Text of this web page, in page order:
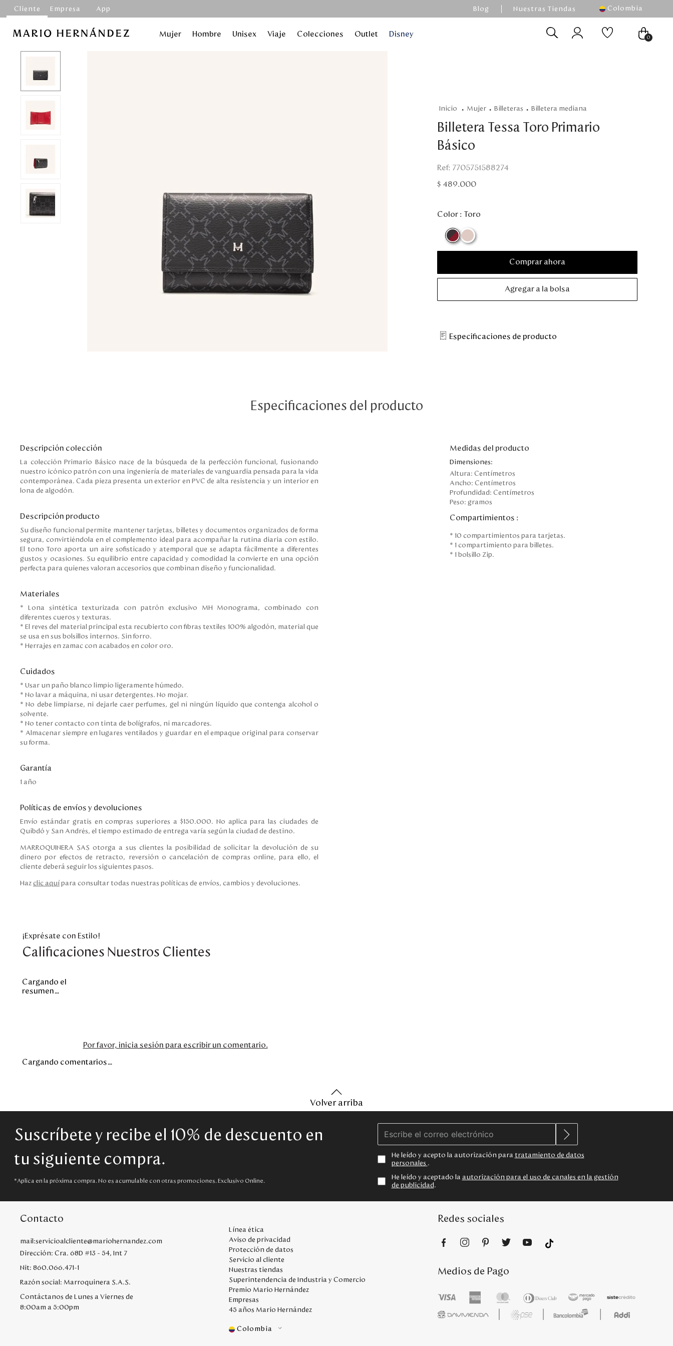
Cliente Empresa App Blog Nuestras Tiendas Colombia
Mujer Hombre Unisex Viaje Colecciones Outlet Disney 0
mujer billeteras billetera mediana
Billetera Tessa Toro Primario
Básico
: 7705751588274
$ 489.000
Color : Toro
Comprar ahora
Agregar a la bolsa
Especificaciones de producto
Especificaciones del producto
Descripción colección
La colección Primario Básico nace de la búsqueda de la perfección funcional, fusionando
nuestro icónico patrón con una ingeniería de materiales de vanguardia pensada para la vida
contemporánea. Cada pieza presenta un exterior en PVC de alta resistencia y un interior en
lona de algodón.
Descripción producto
Su diseño funcional permite mantener tarjetas, billetes y documentos organizados de forma
segura, convirtiéndola en el complemento ideal para acompañar la rutina diaria con estilo.
El tono Toro aporta un aire sofisticado y atemporal que se adapta fácilmente a diferentes
gustos y ocasiones. Su equilibrio entre capacidad y comodidad la convierte en una opción
perfecta para quienes valoran accesorios que combinan diseño y funcionalidad.
Materiales
* Lona sintética texturizada con patrón exclusivo MH Monograma, combinado con
diferentes cueros y texturas.
* El reves del material principal esta recubierto con fibras textiles 100% algodón, material que
se usa en sus bolsillos internos. Sin forro.
* Herrajes en zamac con acabados en color oro.
Cuidados
* Usar un paño blanco limpio ligeramente húmedo.
* No lavar a máquina, ni usar detergentes. No mojar.
* No debe limpiarse, ni dejarle caer perfumes, gel ni ningún líquido que contenga alcohol o
solvente.
* No tener contacto con tinta de bolígrafos, ni marcadores.
* Almacenar siempre en lugares ventilados y guardar en el empaque original para conservar
su forma.
Garantía
1 año
Políticas de envíos y devoluciones
Envío estándar gratis en compras superiores a $150.000. No aplica para las ciudades de
Quibdó y San Andrés, el tiempo estimado de entrega varía según la ciudad de destino.
MARROQUINERA SAS otorga a sus clientes la posibilidad de solicitar la devolución de su
dinero por efectos de retracto, reversión o cancelación de compras online, para ello, el
cliente deberá seguir los siguientes pasos.
Haz clic aquí para consultar todas nuestras políticas de envíos, cambios y devoluciones.
Medidas del producto
Dimensiones:
Altura:Centímetros
Ancho:Centímetros
Profundidad:Centímetros
Peso:gramos
Compartimientos :
* 10 compartimientos para tarjetas.
* 1 compartimiento para billetes.
* 1 bolsillo Zip.
¡Exprésate con Estilo!
Calificaciones Nuestros Clientes
Cargando el
resumen…
Por favor, inicia sesión para escribir un comentario.
Cargando comentarios…
Volver arriba
Suscríbete y recibe el 10% de descuento en
tu siguiente compra.
*Aplica en la próxima compra. No es acumulable con otras promociones. Exclusivo Online.
He leído y acepto la autorización para tratamiento de datos
personales .
He leído y aceptado la autorización para el uso de canales en la gestión
de publicidad .
Contacto
mail:servicioalcliente@mariohernandez.com
Dirección: Cra. 68D #13 - 54, Int 7
Nit: 860.066.471-1
Razón social: Marroquinera S.A.S.
Contáctanos de Lunes a Viernes de
8:00am a 5:00pm
Línea ética
Aviso de privacidad
Protección de datos
Servicio al cliente
Nuestras tiendas
Superintendencia de Industria y Comercio
Premio Mario Hernández
Empresas
45 años Mario Hernández
Colombia
Redes sociales
Medios de Pago